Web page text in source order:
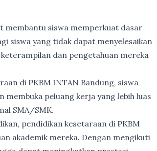
membantu siswa memperkuat dasar
siswa yang tidak dapat menyelesaikan
dan pengetahuan mereka
di PKBM INTAN Bandung, siswa
peluang kerja yang lebih luas
SMA/SMK.
pendidikan kesetaraan di PKBM
akademik mereka. Dengan mengikuti